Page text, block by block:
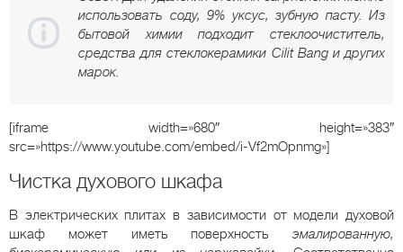
использовать соду, 9% уксус, зубную пасту. Из
бытовой химии подходит стеклоочиститель,
средства для стеклокерамики Cilit Bang и других
марок.
[iframe width=»680″ height=»383″
src=»https://www.youtube.com/embed/i-Vf2mOpnmg»]
Чистка духового шкафа
В электрических плитах в зависимости от модели духовой
шкаф может иметь поверхность эмалированную,